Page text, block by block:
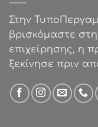
Στην
βρισκόμαστε
επιχείρησης, η
ξεκίνησε πριν